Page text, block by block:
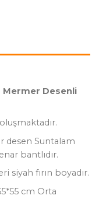
Mermer Desenli
desen Suntalam
bantlıdır.
siyah fırın boyadır.
cm Orta